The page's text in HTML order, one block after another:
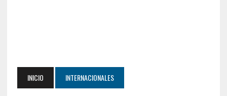
INICIO INTERNACIONALES